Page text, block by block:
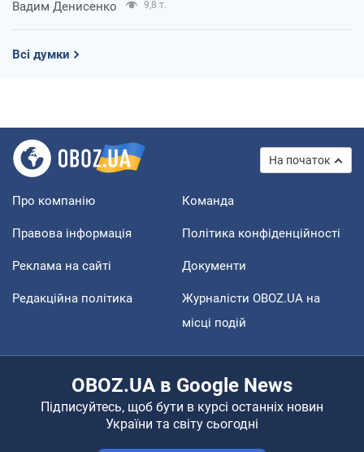
Вадим Денисенко 9,8 т.
Всі думки
На початок
Про компанію Команда
Правова інформація Політика конфіденційності
Реклама на сайті Документи
Редакційна політика
Журналісти OBOZ.UA на
місці подій
OBOZ.UA в Google News
Підписуйтесь, щоб бути в курсі останніх новин
України та світу сьогодні